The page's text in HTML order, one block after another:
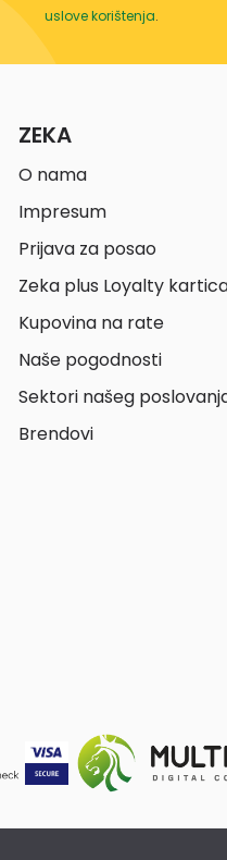
uslove korištenja.
ZEKA
O nama
Impresum
Prijava za posao
Zeka plus Loyalty
Kupovina na rate
Naše pogodnosti
Sektori našeg
Brendovi